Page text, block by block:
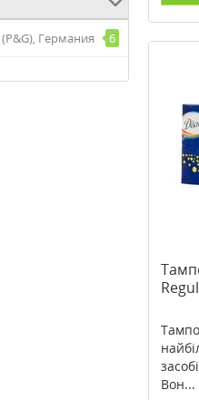
Германия
6
Вон...